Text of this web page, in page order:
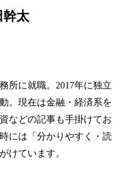
幹太
所に就職。2017年に独立
。現在は金融・経済系を
などの記事も手掛けてお
には「分かりやすく・読
けています。